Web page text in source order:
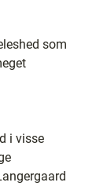
som
i visse